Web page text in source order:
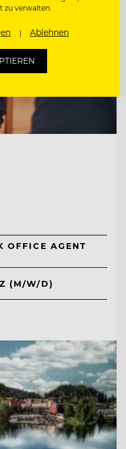
OFFICE AGENT
(M/W/D)
zu verwalten.
Ablehnen